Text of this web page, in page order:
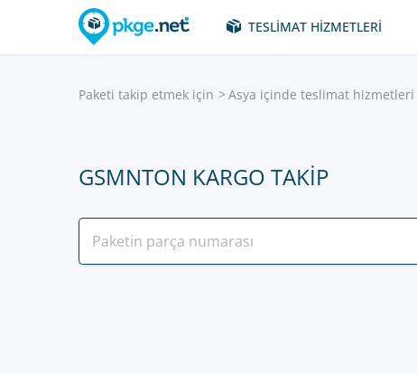
TESLIMAT HIZMETLERI
Paketi takip etmek için Asya içinde teslimat hizmetleri
GSMNTON KARGO TAKIP